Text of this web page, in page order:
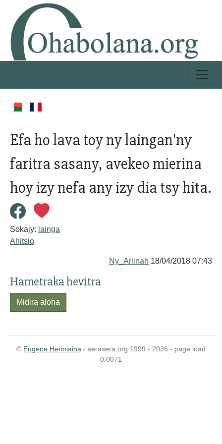
Efa ho lava toy ny laingan'ny
faritra sasany, avekeo mierina
hoy izy nefa any izy dia tsy hita.
Sokajy: lainga
Ahitsio
Ny_Arlinah 18/04/2018 07:43
Hametraka hevitra
Midira aloha
© Eugene Heriniaina - serasera.org 1999 - 2026 - page load
0.0071